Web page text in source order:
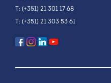
T: (+351) 21 301 17 68
T: (+351) 21 303 53 61